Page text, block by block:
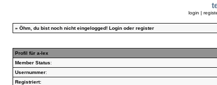
login |
» Öhm, du bist noch nicht eingelogged! Loginoder register
Profil für a-lex
Member Status:
Usernummer:
Registriert: